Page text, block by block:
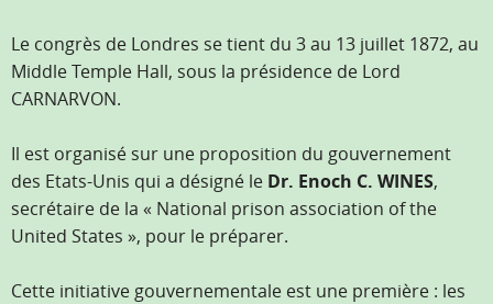
Le congrès de Londres se tient du 3 au 13 juillet 1872, au
Middle Temple Hall, sous la présidence de Lord
CARNARVON.
Il est organisé sur une proposition du gouvernement
des Etats-Unis qui a désigné le Dr. Enoch C. WINES,
secrétaire de la « National prison association of the
United States », pour le préparer.
Cette initiative gouvernementale est une première : les